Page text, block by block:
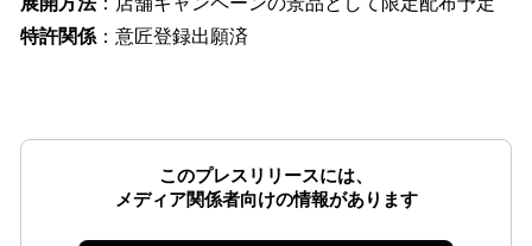
特許関係 ：意匠登録出願済
このプレスリリースには、
メディア関係者向けの情報があります